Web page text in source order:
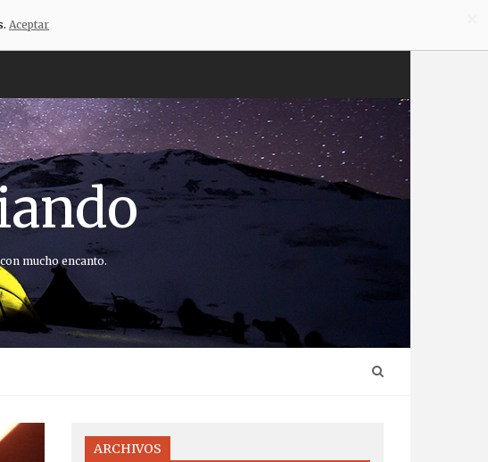
mucho encanto.
ARCHIVOS
Aceptar